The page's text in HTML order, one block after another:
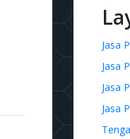
Jasa
Jasa
Jasa
Jasa